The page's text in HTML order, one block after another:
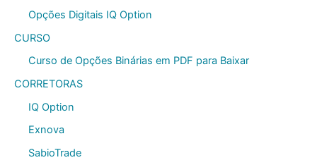
Opções Digitais IQ Option
CURSO
Curso de Opções Binárias em PDF para Baixar
CORRETORAS
IQ Option
Exnova
SabioTrade